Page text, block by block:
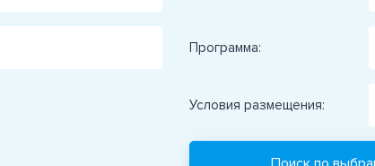
Программа:
Условия размещения: